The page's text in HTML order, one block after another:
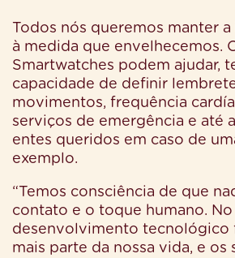
Todos nós queremos manter
à medida que envelhecemos.
Smartwatches podem ajudar,
capacidade de definir
movimentos, frequência
serviços de emergência e até
entes queridos em caso de
exemplo.
“Temos consciência de que
contato e o toque humano.
desenvolvimento tecnológico
mais parte da nossa vida, e os